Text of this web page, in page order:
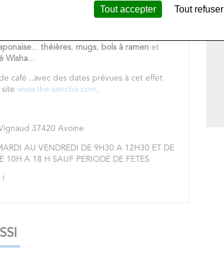
une belle gamme de cafés bio
en
des thés en sachets-pyramides, un rayon de
...théières, mugs, bols à ramen et
Wisha...
café ..avec des dates prévues à cet effet
sitewww.the-sencha.com.
37420 Avoine
AU VENDREDI DE 9H30 A 12H30 ET DE
10H A 18 H SAUF PERIODE DE FETES
!
Tout accepter Tout refuser